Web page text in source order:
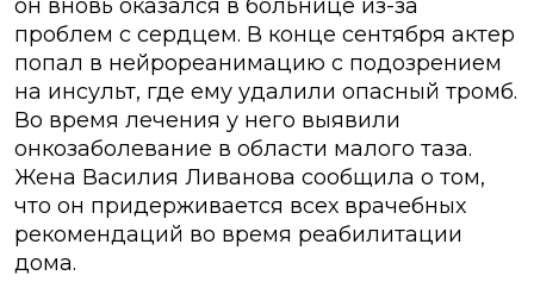
он вновь оказался в больнице из-за
проблем с сердцем. В конце сентября актер
попал в нейрореанимацию с подозрением
на инсульт, где ему удалили опасный тромб.
Во время лечения у него выявили
онкозаболевание в области малого таза.
Жена Василия Ливанова сообщила о том,
что он придерживается всех врачебных
рекомендаций во время реабилитации
дома.